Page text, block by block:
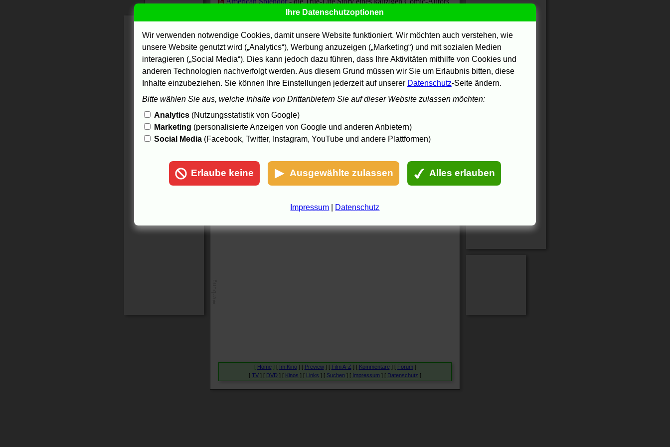
- unerwarteter Ruhm wirft norwegischen Plakatkleber aus der
Band
Die Ex-Freundinnen meines Freundes- Brittanny Murphy forscht im
Palm
Die Nacht der lebenden Loser- aus drei Schülern werden echte
Zombies
Die Reise des jungen Che - The Motorcycle Diaries- Guevara als
El tren blanco- Buenos Aires: "Kartonmenschen" müssen vom Müll
Madame Satã - Rio de Janeiro: das Leben des João Francisco dos
Santos
Schöne tote Mädchen- in Mares und Ivas Haus wohnen bizzare
Gestalten
Chillen
Kritiken beim film-dienst , beim
und jeweils unter
[ Home] [ Im Kino] [ Preview] [ Film A-Z ] [ Kommentare] [ Forum]
[ TV ] [ DVD ] [ Kinos ] [ Links ] [ Suchen ] [ Impressum ] [ Datenschutz ]
Ihre Datenschutzoptionen
Wir verwenden notwendige Cookies, damit unsere Website funktioniert. Wir möchten auch verstehen, wie
unsere Website genutzt wird („Analytics“), Werbung anzuzeigen („Marketing“) und mit sozialen Medien
interagieren („Social Media“). Dies kann jedoch dazu führen, dass Ihre Aktivitäten mithilfe von Cookies und
anderen Technologien nachverfolgt werden. Aus diesem Grund müssen wir Sie um Erlaubnis bitten, diese
Inhalte einzubeziehen. Sie können Ihre Einstellungen jederzeit auf unserer Datenschutz-Seite ändern.
Bitte wählen Sie aus, welche Inhalte von Drittanbietern Sie auf dieser Website zulassen möchten:
Analytics(Nutzungsstatistik von Google)
Marketing (personalisierte Anzeigen von Google und anderen Anbietern)
Social Media(Facebook, Twitter, Instagram, YouTube und andere Plattformen)
Erlaube keine Ausgewählte zulassen Alles erlauben
Impressum Datenschutz